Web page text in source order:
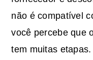
não é compatível
você percebe que
tem muitas